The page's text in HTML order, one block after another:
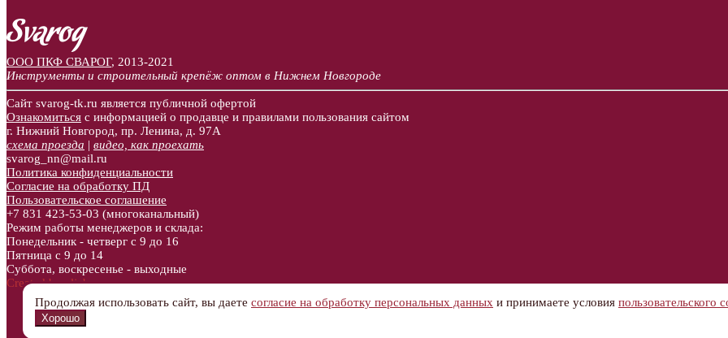
ООО ПКФ СВАРОГ, 2013-2021
Инструменты и строительный крепёж оптом в Нижнем Новгороде
Сайт svarog-tk.ru является публичной офертой
Ознакомиться с информацией о продавце и правилами пользования сайтом
г. Нижний Новгород, пр. Ленина, д. 97А
схема проезда | видео, как проехать
svarog_nn@mail.ru
Политика конфиденциальности
Согласие на обработку ПД
Пользовательское соглашение
+7 831 423-53-03 (многоканальный)
Режим работы менеджеров и склада:
Понедельник - четверг с 9 до 16
Пятница с 9 до 14
Суббота, воскресенье - выходные
Created by aljebro.com
Продолжая использовать сайт, вы даете согласие на обработку персональных данных и принимаете условия пользовательского
Хорошо